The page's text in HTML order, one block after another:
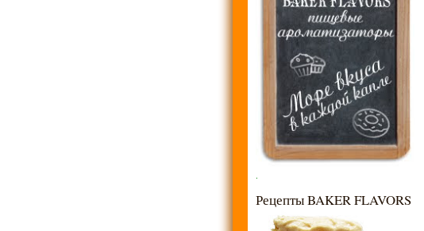
.
Рецепты BAKER FLAVORS